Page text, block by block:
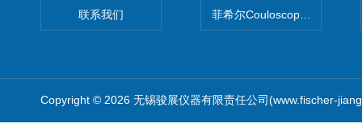
联系我们 菲希尔Couloscope CMS2电
Copyright © 2026 无锡骏展仪器有限责任公司(www.fischer-